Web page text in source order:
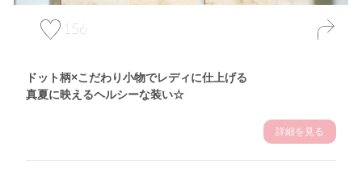
156
ドット柄×こだわり小物でレディに仕上げる
真夏に映えるヘルシーな装い☆
詳細を見る